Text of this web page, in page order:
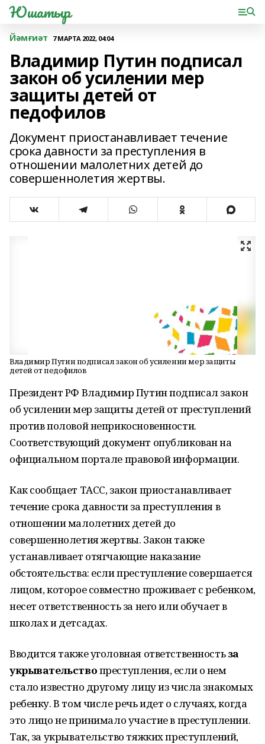
Юшатыр
Йәмғиәт 7 МАРТА 2022, 04:04
Владимир Путин подписал
закон об усилении мер
защиты детей от
педофилов
Документ приостанавливает течение
срока давности за преступления в
отношении малолетних детей до
совершеннолетия жертвы.
Владимир Путин подписал закон об усилении мер защиты
детей от педофилов
Президент РФ Владимир Путин подписал закон
об усилении мер защиты детей от преступлений
против половой неприкосновенности.
Соответствующий документ опубликован на
официальном портале правовой информации.
Как сообщает ТАСС, закон приостанавливает
течение срока давности за преступления в
отношении малолетних детей до
совершеннолетия жертвы. Закон также
устанавливает отягчающие наказание
обстоятельства: если преступление совершается
лицом, которое совместно проживает с ребенком,
несет ответственность за него или обучает в
школах и детсадах.
Вводится также уголовная ответственностьза
укрывательствопреступления, если о нем
стало известно другому лицу из числа знакомых
ребенку. В том числе речь идет о случаях, когда
это лицо не принимало участие в преступлении.
Так, за укрывательство тяжких преступлений,